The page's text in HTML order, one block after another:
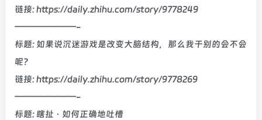
链接: https://daily.zhihu.com/story/9778249
———————-
标题: 如果说沉迷游戏是改变大脑结构，那么我干别的会不会
呢？
链接: https://daily.zhihu.com/story/9778269
———————-
标题: 瞎扯 · 如何正确地吐槽